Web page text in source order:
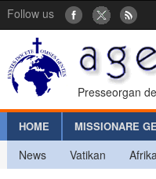
Follow us
Presseorgan
HOME MISSIONARE
News Vatikan Afrika